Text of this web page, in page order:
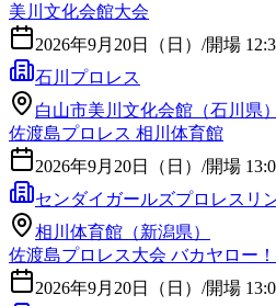
美川文化会館大会
2026年9月20日（日） /開場
石川プロレス
白山市美川文化会館（石川県）
佐渡島プロレス 相川体育館
2026年9月20日（日） /開場
センダイガールズプロレスリ
相川体育館（新潟県）
佐渡島プロレス大会 バカヤロー
2026年9月20日（日） /開場